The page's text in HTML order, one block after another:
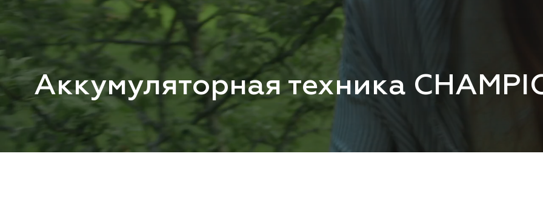
Аккумуляторная техника